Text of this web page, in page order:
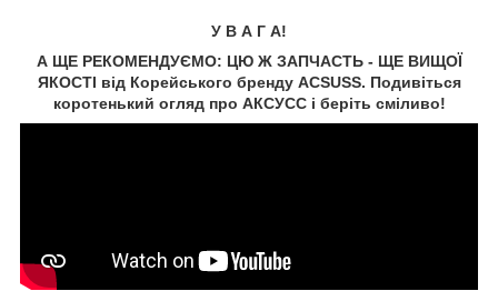
У В А Г А!
А ЩЕ РЕКОМЕНДУЄМО: ЦЮ Ж ЗАПЧАСТЬ - ЩЕ ВИЩОЇ
ЯКОСТІ від Корейського бренду ACSUSS. Подивіться
коротенький огляд про АКСУCC і беріть сміливо!